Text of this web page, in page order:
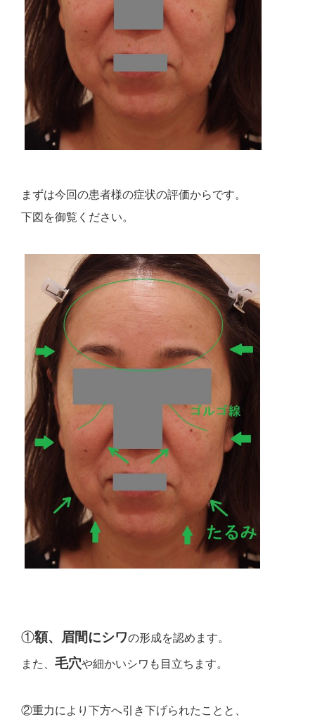
まずは今回の患者様の症状の評価からです。
下図を御覧ください。
①額、眉間にシワの形成を認めます。
また、 毛穴や細かいシワも目立ちます。
②重力により下方へ引き下げられたことと、